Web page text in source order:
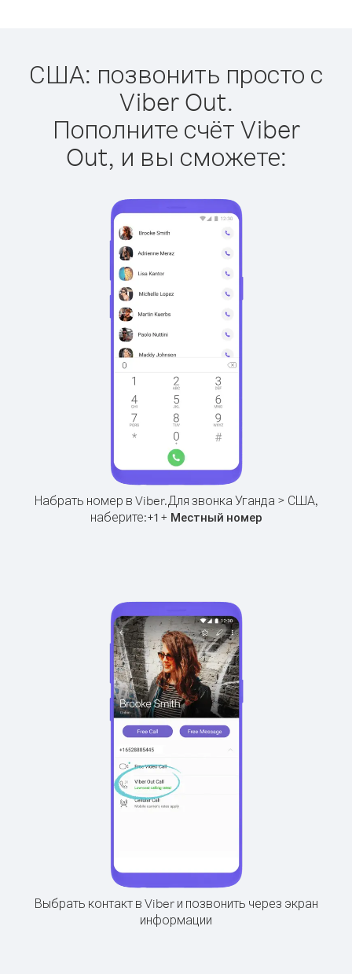
США: позвонить просто с
Viber Out.
Пополните счёт Viber
Out, и вы сможете:
Набрать номер в Viber.Для звонка Уганда > США,
наберите:+1+ Местный номер
Выбрать контакт в Viber и позвонить через экран
информации